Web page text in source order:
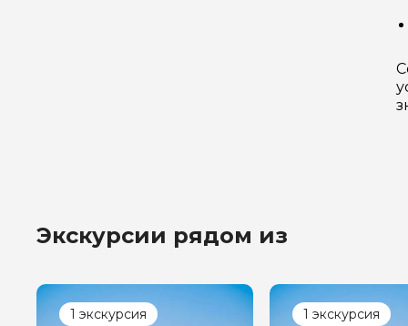
Экскурсии рядом из
1 экскурсия 1 экскурсия